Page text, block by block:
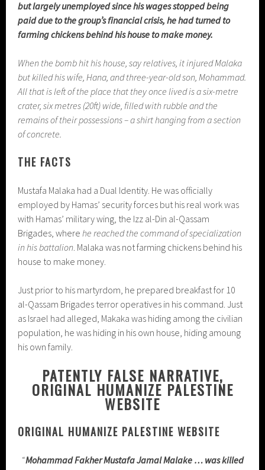
but largely unemployed since his wages stopped being
paid due to the group’s financial crisis, he had turned to
farming chickens behind his house to make money.
When the bomb hit his house, say relatives, it injured Malaka
but killed his wife, Hana, and three-year-old son, Mohammad.
All that is left of the place that they once lived is a six-metre
crater, six metres (20ft) wide, filled with rubble and the
remains of their possessions – a shirt hanging from a section
of concrete.
THE FACTS
Mustafa Malaka had a Dual Identity. He was officially
employed by Hamas’ security forces but his real work was
with Hamas’ military wing, the Izz al-Din al-Qassam
Brigades, where he reached the command of specialization
in his battalion . Malaka was not farming chickens behind his
house to make money.
Just prior to his martyrdom, he prepared breakfast for 10
al-Qassam Brigades terror operatives in his command. Just
as Israel had alleged, Makaka was hiding among the civilian
population, he was hiding in his own house, hiding amoung
his own family.
PATENTLY FALSE NARRATIVE,
ORIGINAL HUMANIZE PALESTINE
WEBSITE
ORIGINAL HUMANIZE PALESTINE WEBSITE
“Mohammad Fakher Mustafa Jamal Malake … was killed